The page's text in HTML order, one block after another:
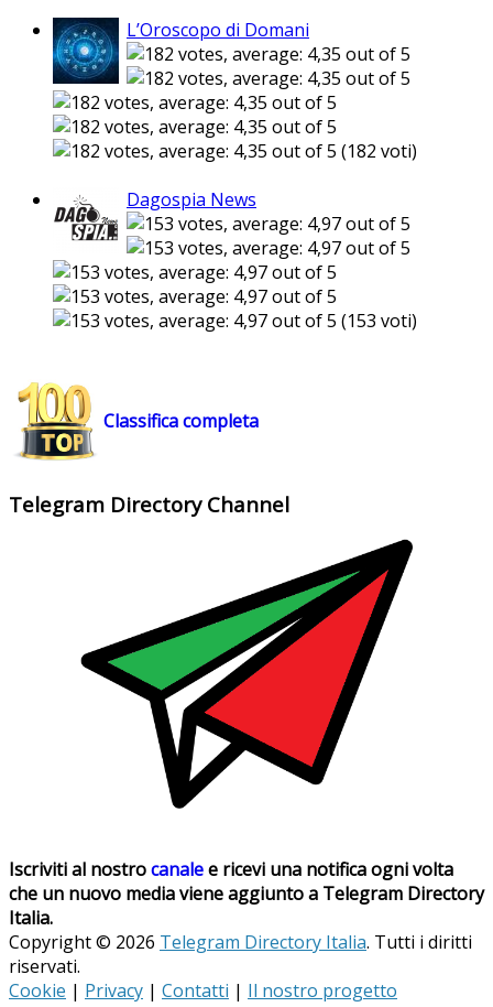
L’Oroscopo di Domani
(182 voti)
Dagospia News
(153 voti)
Classifica completa
Telegram Directory Channel
Iscriviti al nostrocanalee ricevi una notifica ogni volta
che un nuovo media viene aggiunto a Telegram Directory
Italia.
Copyright © 2026 Telegram Directory Italia. Tutti i diritti
riservati.
Cookie | Privacy | Contatti | Il nostro progetto